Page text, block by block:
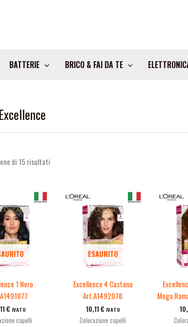
BATTERIE BRICO & FAI DA TE
di 15 risultati
1 Nero
€ IVATO
capelli
ESAURITO
Excellence 4 Castano
Art.A1492078
10,11€ IVATO
Colorazione capelli